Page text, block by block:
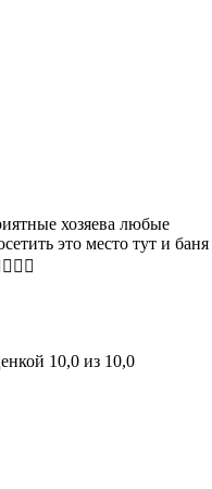
хозяева любые
это место тут и баня
10,0 из 10,0